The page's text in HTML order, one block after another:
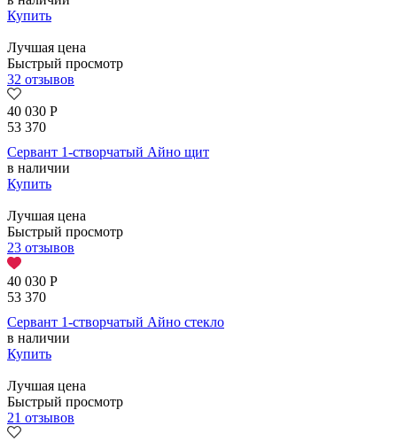
Купить
Лучшая цена
Быстрый просмотр
32 отзывов
40 030 Р
53 370
Сервант 1-створчатый Айно щит
в наличии
Купить
Лучшая цена
Быстрый просмотр
23 отзывов
40 030 Р
53 370
Сервант 1-створчатый Айно стекло
в наличии
Купить
Лучшая цена
Быстрый просмотр
21 отзывов